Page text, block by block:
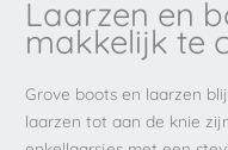
Laarzen en
makkelijk te
Grove boots en laarzen
laarzen tot aan de knie